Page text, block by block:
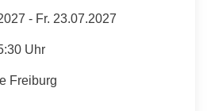
- Fr. 23.07.2027
Uhr
Freiburg